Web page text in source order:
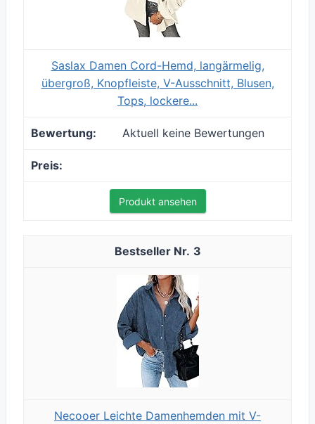
Saslax Damen Cord-Hemd, langärmelig,
übergroß, Knopfleiste, V-Ausschnitt, Blusen,
Tops, lockere...
Aktuell keine Bewertungen
Produkt ansehen
3
Necooer Leichte Damenhemden mit V-